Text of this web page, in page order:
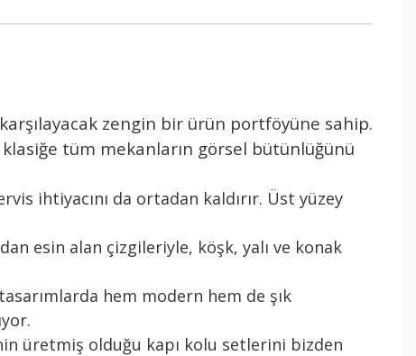
zengin bir ürün portföyüne sahip.
tüm mekanların görsel bütünlüğünü
ihtiyacını da ortadan kaldırır. Üst yüzey
esin alan çizgileriyle, köşk, yalı ve konak
hem modern hem de şık
üretmiş olduğu kapı kolu setlerini bizden